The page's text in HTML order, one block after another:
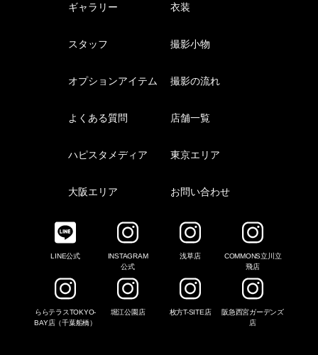
ギャラリー 衣装
スタッフ 撮影小物
オプションアイテム 撮影の流れ
よくある質問 店舗一覧
ハピスタメディア 東京エリア
大阪エリア お問い合わせ
LINE公式
INSTAGRAM
公式
浅草店
COMMONS立川立
飛店
ららテラスTOKYO-
BAY店（千葉船橋）
堀江公園店 枚方T-SITE店
阪急西宮ガーデンズ
店